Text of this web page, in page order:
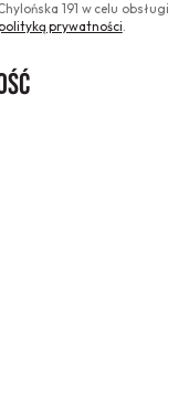
191 w celu obsługi
prywatności.